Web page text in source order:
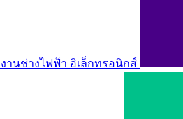
งานช่างไฟฟ้า อิเล็กทรอนิกส์